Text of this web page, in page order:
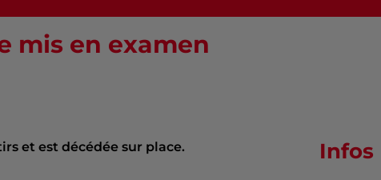
mis en examen
et est décédée sur place. Infos